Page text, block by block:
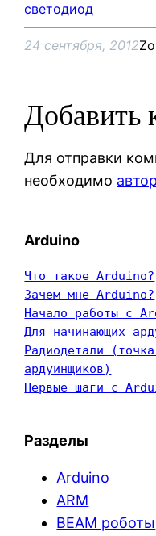
светодиод
24 сентября, 2012
Добавить
Для отправки
необходимо
Arduino
Что такое Arduino?
Зачем мне Arduino?
Начало работы с
Для начинающих
Радиодетали
ардуинщиков)
Первые шаги с
Разделы
Arduino
ARM
BEAM роботы